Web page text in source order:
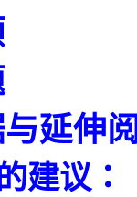
延伸
建议：